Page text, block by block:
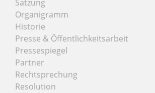
Satzung
Organigramm
Historie
Presse & Öffentlichkeitsarbeit
Pressespiegel
Partner
Rechtsprechung
Resolution